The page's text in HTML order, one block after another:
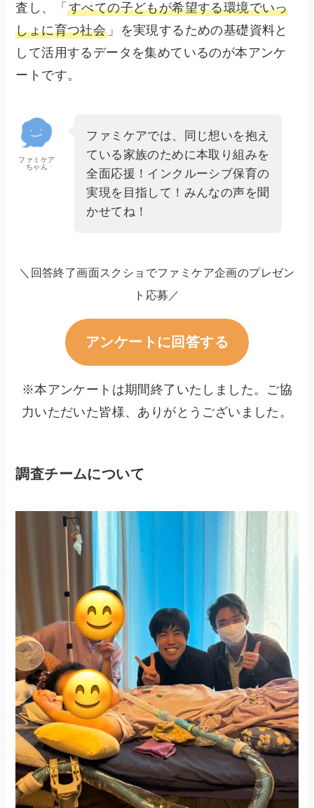
査し、「すべての子どもが希望する環境でいっ
しょに育つ社会 」を実現するための基礎資料と
して活用するデータを集めているのが本アンケ
ートです。
ファミケア
ちゃん
ファミケアでは、同じ想いを抱え
ている家族のために本取り組みを
全面応援！インクルーシブ保育の
実現を目指して！みんなの声を聞
かせてね！
＼回答終了画面スクショでファミケア企画のプレゼン
ト応募／
アンケートに回答する
※本アンケートは期間終了いたしました。ご協
力いただいた皆様、ありがとうございました。
調査チームについて